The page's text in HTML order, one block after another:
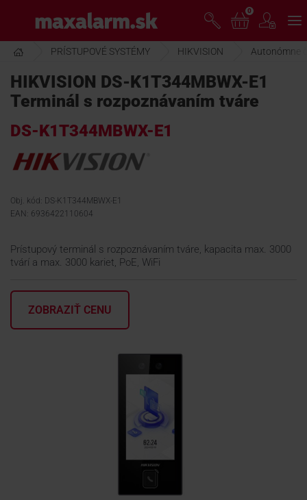
hlavnému
obsahu
www.maxalarm.sk
AKCIA MESIACA
PRODUKTY
SPOLOČNOSŤ
ŠKOLENIE
PODPORA
0
PRÍSTUPOVÉ SYSTÉMY HIKVISION Autonómne
HIKVISION DS-K1T344MBWX-E1
Terminál s rozpoznávaním tváre
DS-K1T344MBWX-E1
Obj. kód: DS-K1T344MBWX-E1
EAN: 6936422110604
Prístupový terminál s rozpoznávaním tváre, kapacita max. 3000
tvárí a max. 3000 kariet, PoE, WiFi
ZOBRAZIŤ CENU